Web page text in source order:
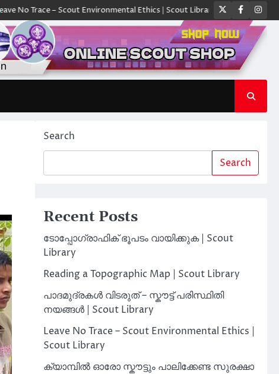
– Scout Environmental Ethics | Scout Library ക്യാമ്പിൽ ഓരോTwitter
Search
Search
Recent Posts
ടോപ്പോഗ്രാഫിക് ഭൂപടം വായിക്കുക | Scout
Library
Reading a Topographic Map | Scout Library
പാദമുദ്രകൾ വിടരുത് – സ്കൗട്ട് പരിസ്ഥിതി
നയങ്ങൾ | Scout Library
Leave No Trace – Scout Environmental Ethics |
Scout Library
ക്യാമ്പിൽ ഓരോ സ്കൗട്ടും പാലിക്കേണ്ട സുരക്ഷാ